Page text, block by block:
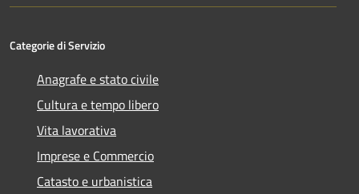
Categorie di Servizio
Anagrafe e stato civile
Cultura e tempo libero
Vita lavorativa
Imprese e Commercio
Catasto e urbanistica